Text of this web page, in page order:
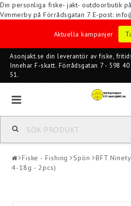
Din personliga fiske- jakt- outdoorbutik
Vimmerby på Förrådsgatan 7 E-post:
Aktuella kampanjer
Asonjakt.se din leverantör av fiske,
Innehar F-skatt. Förrådsgatan 7 - 598
51.
Fiske - Fishing Spön
BFT
4-18g - 2pcs)